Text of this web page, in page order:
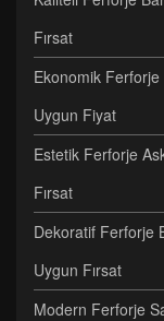
Fırsat
Ekonomik Ferforje
Uygun Fiyat
Estetik Ferforje
Fırsat
Dekoratif Ferforje
Uygun Fırsat
Modern Ferforje